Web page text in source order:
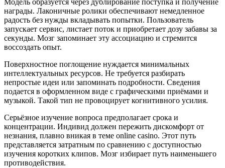
Модель образуется через дублирование поступка и получение
награды. Лаконичные ролики обеспечивают немедленное
радость без нужды вкладывать попытки. Пользователь
запускает сервис, листает поток и приобретает дозу забавы за
секунды. Мозг запоминает эту ассоциацию и стремится
воссоздать опыт.
Поверхностное поглощение нуждается минимальных
интеллектуальных ресурсов. Не требуется разбирать
непростые идеи или запоминать подробности. Сведения
подается в оформленном виде с графическими приёмами и
музыкой. Такой тип не провоцирует когнитивного усилия.
Серьёзное изучение вопроса предполагает срока и
концентрации. Индивид должен пережить дискомфорт от
незнания, плавно вникая в теме online casino. Этот путь
представляется затратным по сравнению с доступностью
изучения коротких клипов. Мозг избирает путь наименьшего
противодействия.